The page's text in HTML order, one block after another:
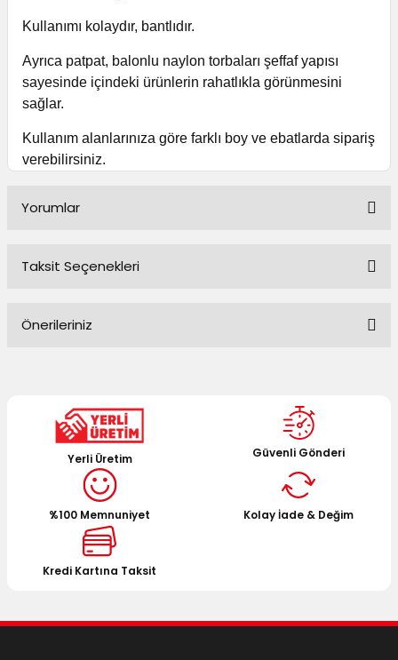
Kullanımı kolaydır, bantlıdır.
Ayrıca patpat, balonlu naylon torbaları şeffaf yapısı
sayesinde içindeki ürünlerin rahatlıkla görünmesini
sağlar.
Kullanım alanlarınıza göre farklı boy ve ebatlarda sipariş
verebilirsiniz.
Yorumlar
Taksit Seçenekleri
Önerileriniz
kullanarak tarafımıza iletebilirsiniz.
Görüş ve önerileriniz için teşekkür ederiz.
Ürün resmi kalitesiz, bozuk veya görüntülenemiyor.
Ürün açıklamasında eksik bilgiler bulunuyor.
Ürün bilgilerinde hatalar bulunuyor.
Ürün fiyatı diğer sitelerden daha pahalı.
Bu ürüne benzer farklı alternatifler olmalı.
Yerli Üretim Güvenli Gönderi
%100 Memnuniyet Kolay İade & Değim
Kredi Kartına Taksit